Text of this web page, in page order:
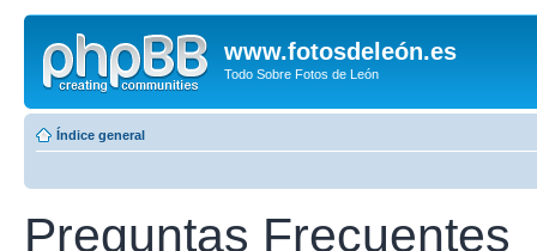
www.fotosdeleón.es
Todo Sobre Fotos de León
Índice general
Preguntas Frecuentes